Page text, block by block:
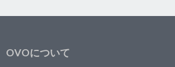
OVOについて